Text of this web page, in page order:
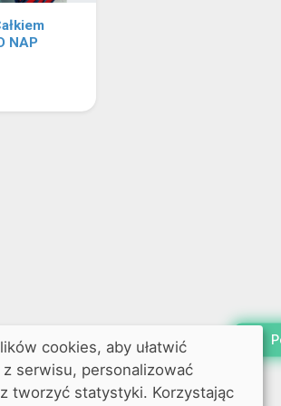
NAP
cookies, aby ułatwić
serwisu, personalizować
tworzyć statystyki. Korzystając